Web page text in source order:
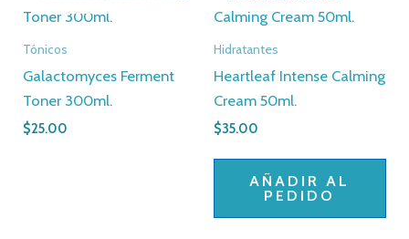
Tónicos
Galactomyces Ferment
Toner 300ml.
$25.00
Hidratantes
Heartleaf Intense Calming
Cream 50ml.
$35.00
AÑADIR AL
PEDIDO